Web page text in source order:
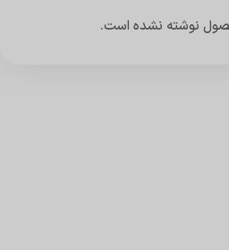
نوشته نشده است.